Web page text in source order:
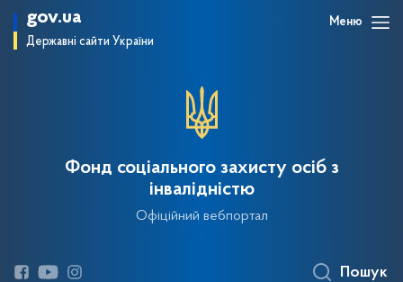
gov.ua
Державні сайти України
Меню
Фонд соціального захисту осіб з
інвалідністю
Офіційний вебпортал
Пошук